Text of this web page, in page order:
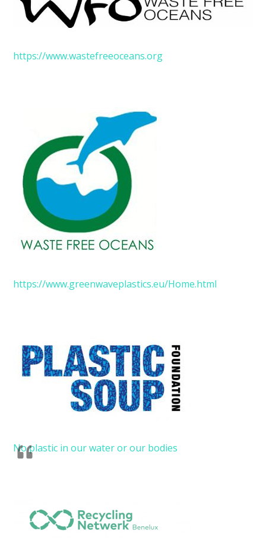
https://www.wastefreeoceans.org
https://www.greenwaveplastics.eu/Home.html
No plastic in our water or our bodies